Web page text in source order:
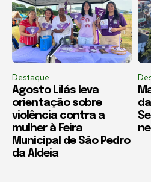
Destaque
Agosto Lilás leva
orientação sobre
violência contra a
mulher à Feira
Municipal de São Pedro
da Aldeia